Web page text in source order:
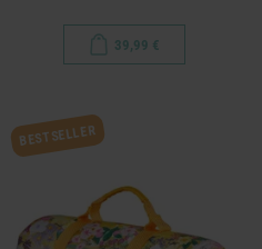
39,99 €
BESTSELLER